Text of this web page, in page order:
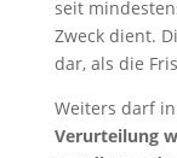
seit
Zweck dient.
dar, als die
Weiters darf
Verurteilung